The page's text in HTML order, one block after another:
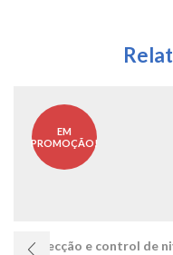
EM
PROMOÇÃO!
Protecção e control de